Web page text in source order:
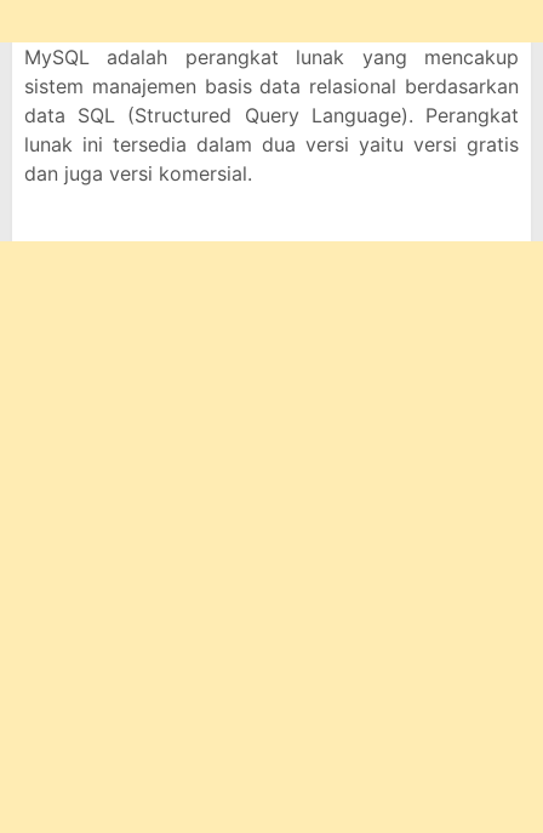
MySQL adalah perangkat lunak yang mencakup
sistem manajemen basis data relasional berdasarkan
data SQL (Structured Query Language). Perangkat
lunak ini tersedia dalam dua versi yaitu versi gratis
dan juga versi komersial.